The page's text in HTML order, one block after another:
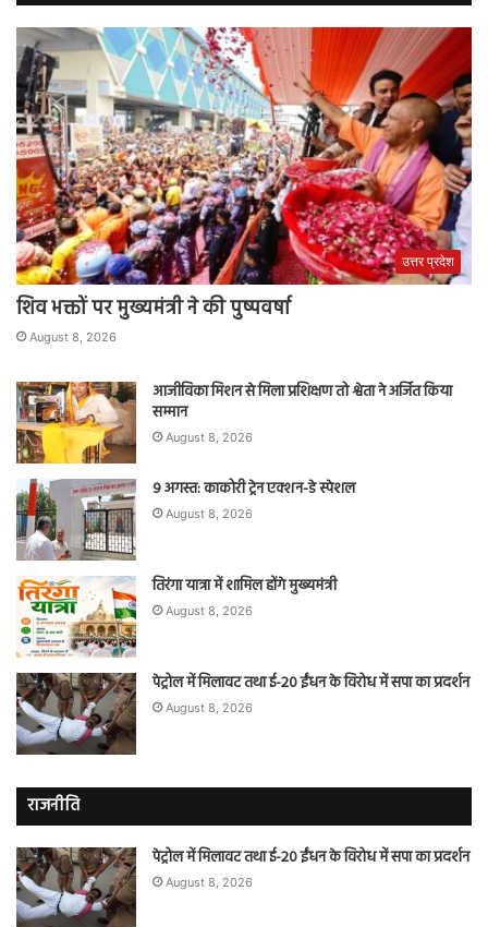
उत्तर प्रदेश
शिव भक्तों पर मुख्यमंत्री ने की पुष्पवर्षा
August 8, 2026
आजीविका मिशन से मिला प्रशिक्षण तो श्वेता ने अर्जित किया
सम्मान
August 8, 2026
9 अगस्त: काकोरी ट्रेन एक्शन-डे स्पेशल
August 8, 2026
तिरंगा यात्रा में शामिल होंगे मुख्यमंत्री
August 8, 2026
पेट्रोल में मिलावट तथा ई-20 ईंधन के विरोध में सपा का प्रदर्शन
August 8, 2026
राजनीति
पेट्रोल में मिलावट तथा ई-20 ईंधन के विरोध में सपा का प्रदर्शन
August 8, 2026